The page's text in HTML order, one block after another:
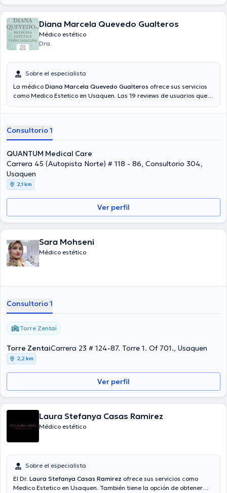
Diana Marcela Quevedo Gualteros
Médico estético
Dra.
Sobre el especialista
La médico Diana Marcela Quevedo Gualteros ofrece sus servicios
como Medico Estetico en Usaquen. Las 19 reviews de usuarios que
médicos ofrecidos en su consultorio son: Depilación láser, Remoción
Consultorio 1
QUANTUM Medical Care
Carrera 45 (Autopista Norte) # 118 - 86, Consultorio 304,
Usaquen
2,1 km
Ver perfil
Sara Mohseni
Médico estético
Consultorio 1
Torre Zentai
Torre ZentaiCarrera 23 # 124-87. Torre 1. Of 701., Usaquen
2,2 km
Ver perfil
Laura Stefanya Casas Ramirez
Médico estético
Sobre el especialista
El Dr. Laura Stefanya Casas Ramirez ofrece sus servicios como
Medico Estetico en Usaquen. También tiene la opción de obtener